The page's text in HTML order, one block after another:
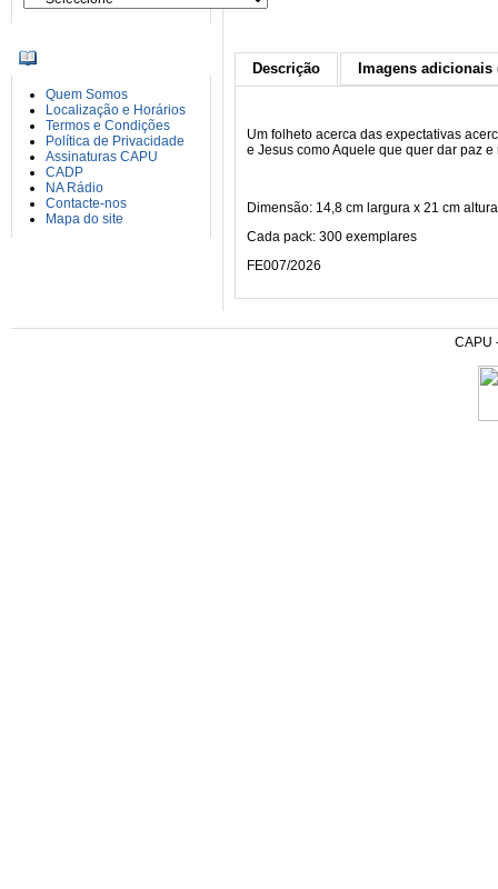
Quem Somos
Localização e Horários
Termos e Condições
Política de Privacidade
Assinaturas CAPU
CADP
NA Rádio
Contacte-nos
Mapa do site
Descrição Imagens adicionais
Um folheto acerca das expectativas
e Jesus como Aquele que quer dar paz
Dimensão: 14,8 cm largura x 21 cm altura
Cada pack: 300 exemplares
FE007/2026
CAPU